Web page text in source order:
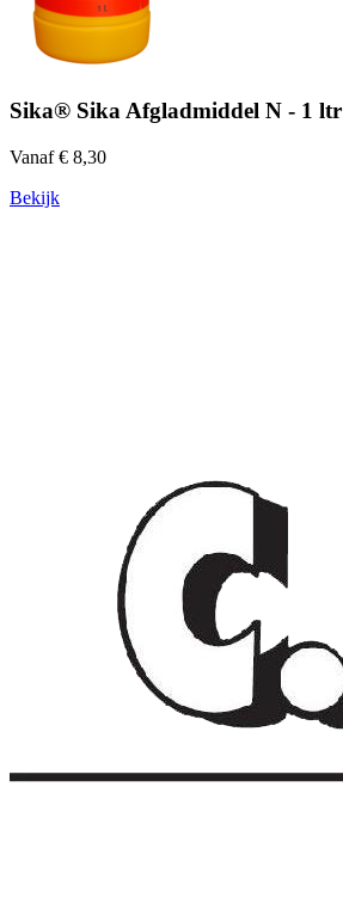
Sika® Sika Afgladmiddel N - 1 ltr
Vanaf € 8,30
Bekijk